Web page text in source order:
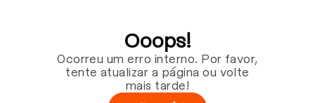
Ooops!
Ocorreu um erro interno. Por favor,
tente atualizar a página ou volte
mais tarde!